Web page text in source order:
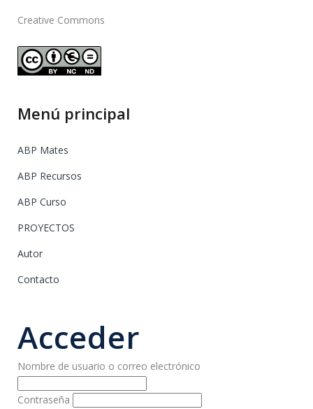
Creative Commons
Menú principal
ABP Mates
ABP Recursos
ABP Curso
PROYECTOS
Autor
Contacto
Acceder
Nombre de usuario o correo electrónico
Contraseña